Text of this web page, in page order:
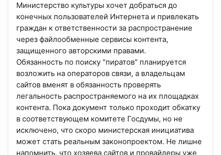
Министерство культуры хочет добраться до
конечных пользователей Интернета и привлекать
граждан к ответственности за распространение
через файлообменные сервисы контента,
защищенного авторскими правами.
Обязанность по поиску "пиратов" планируется
возложить на операторов связи, а владельцам
сайтов вменят в обязанность проверять
легальность распространяемого на их площадках
контента. Пока документ только проходит обкатку
в соответствующем комитете Госдумы, но не
исключено, что скоро министерская инициатива
может стать реальным законопроектом. Не лишне
напомнить, что хозяева сайтов и провайдеры уже